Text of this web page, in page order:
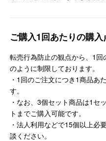
ご購入1回あたりの購
転売行為防止の観点から、1
のように制限しております。
・1回のご注文につき1商品あ
す。
・なお、3個セット商品は1セ
トまでご購入可能です。
・法人利用などで15個以上必
談ください。